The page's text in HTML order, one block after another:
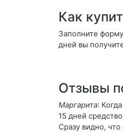
Как
Заполните
дней вы
Отзывы
Маргарита:
15 дней
Сразу видно,